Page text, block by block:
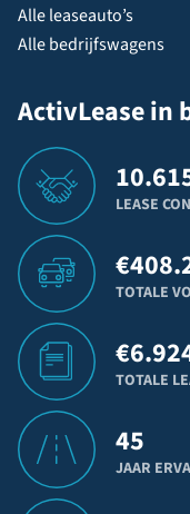
Alle leaseauto’s
Alle bedrijfswagens
ActivLease in
LEASE
€
TOTALE
€
TOTALE
45
JAAR